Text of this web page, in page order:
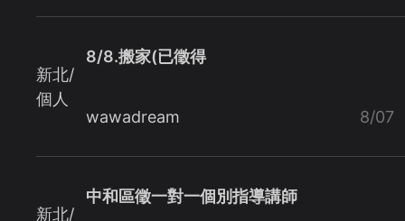
新北/
個人
8/8.搬家(已徵得
wawadream 8/07
新北/
中和區徵一對一個別指導講師